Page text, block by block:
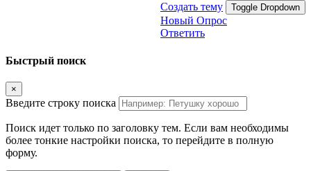
Создать тему Toggle Dropdown
Новый Опрос
Ответить
Быстрый поиск
×
Введите строку поиска
Поиск идет только по заголовку тем. Если вам необходимы
более тонкие настройки поиска, то перейдите в полную
форму.